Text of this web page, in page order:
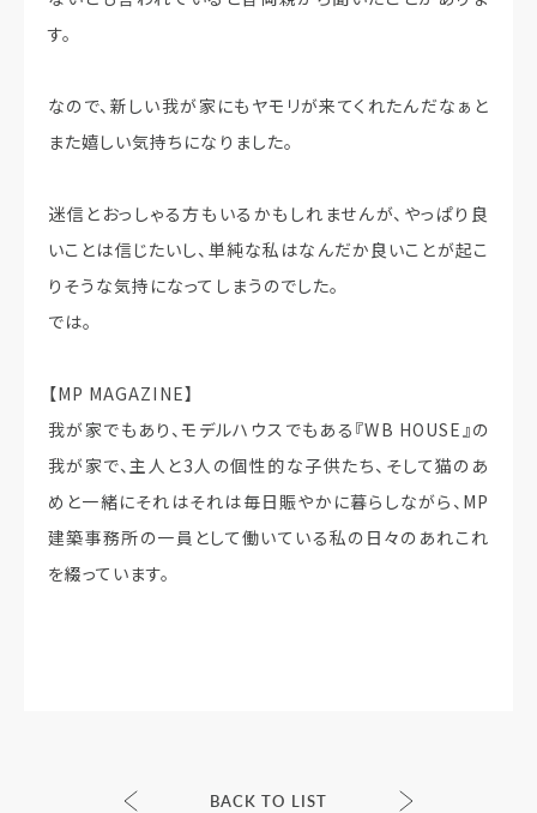
す。
なので、新しい我が家にもヤモリが来てくれたんだなぁと
また嬉しい気持ちになりました。
迷信とおっしゃる方もいるかもしれませんが、やっぱり良
いことは信じたいし、単純な私はなんだか良いことが起こ
りそうな気持になってしまうのでした。
では。
【MP MAGAZINE】
我が家でもあり、モデルハウスでもある『WB HOUSE』の
我が家で、主人と3人の個性的な子供たち、そして猫のあ
めと一緒にそれはそれは毎日賑やかに暮らしながら、MP
建築事務所の一員として働いている私の日々のあれこれ
を綴っています。
BACK TO LIST